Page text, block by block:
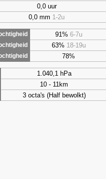
0,0 uur
0,0 mm 1-2u
91% 6-7u
63% 18-19u
78%
1.040,1 hPa
10 - 11km
3 octa's (Half bewolkt)